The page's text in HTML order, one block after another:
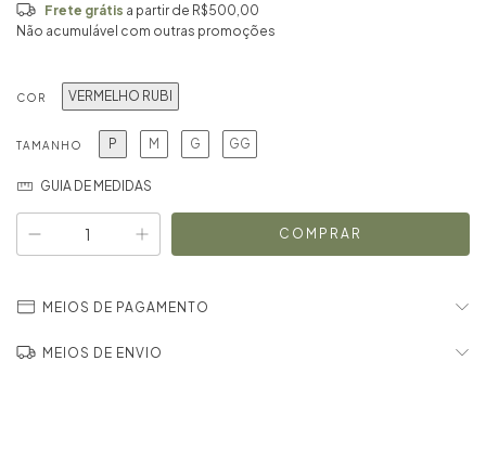
Frete grátis a partir de R$500,00
Não acumulável com outras promoções
COR VERMELHO RUBI
TAMANHO P M G GG
GUIA DE MEDIDAS
MEIOS DE PAGAMENTO
MEIOS DE ENVIO